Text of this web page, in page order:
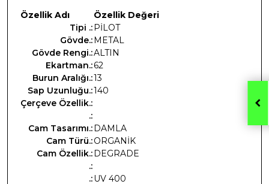
Özellik Adı
Özellik Değeri
Tipi .:PİLOT
Gövde.:METAL
Gövde Rengi.:ALTIN
Ekartman.:62
Burun Aralığı.:13
Sap Uzunluğu.:140
Çerçeve Özellik.:
.:
Cam Tasarımı.:DAMLA
Cam Türü.:ORGANİK
Cam Özellik.:DEGRADE
.:
.:UV 400